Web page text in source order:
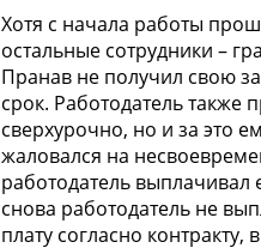
Хотя с начала работы
остальные сотрудники –
Пранав не получил свою
срок. Работодатель также
сверхурочно, но и за это
жаловался на
работодатель
снова работодатель не
плату согласно контракту,